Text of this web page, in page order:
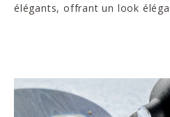
élégants, offrant un look